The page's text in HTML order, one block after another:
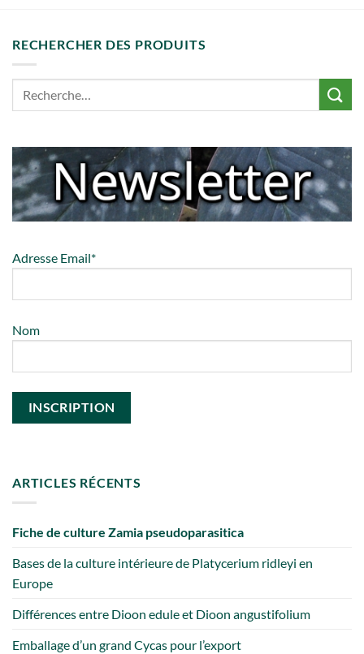
RECHERCHER DES PRODUITS
Adresse Email*
Nom
ARTICLES RÉCENTS
Fiche de culture Zamia pseudoparasitica
Bases de la culture intérieure de Platycerium ridleyi en
Europe
Différences entre Dioon edule et Dioon angustifolium
Emballage d’un grand Cycas pour l’export